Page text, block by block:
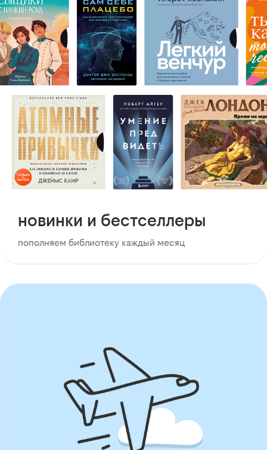
новинки и бестселлеры
пополняем библиотеку каждый месяц